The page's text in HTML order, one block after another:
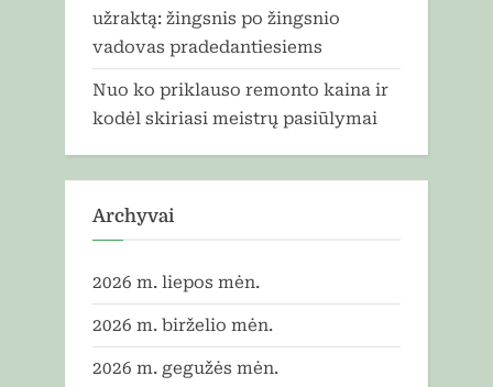
užraktą: žingsnis po žingsnio
vadovas pradedantiesiems
Nuo ko priklauso remonto kaina ir
kodėl skiriasi meistrų pasiūlymai
Archyvai
2026 m. liepos mėn.
2026 m. birželio mėn.
2026 m. gegužės mėn.